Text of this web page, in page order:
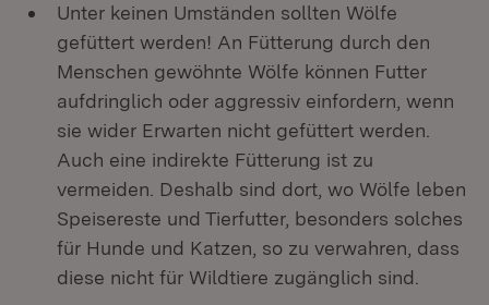
Unter keinen Umständen sollten Wölfe
gefüttert werden! An Fütterung durch den
Menschen gewöhnte Wölfe können Futter
aufdringlich oder aggressiv einfordern, wenn
sie wider Erwarten nicht gefüttert werden.
Auch eine indirekte Fütterung ist zu
vermeiden. Deshalb sind dort, wo Wölfe leben
Speisereste und Tierfutter, besonders solches
für Hunde und Katzen, so zu verwahren, dass
diese nicht für Wildtiere zugänglich sind.